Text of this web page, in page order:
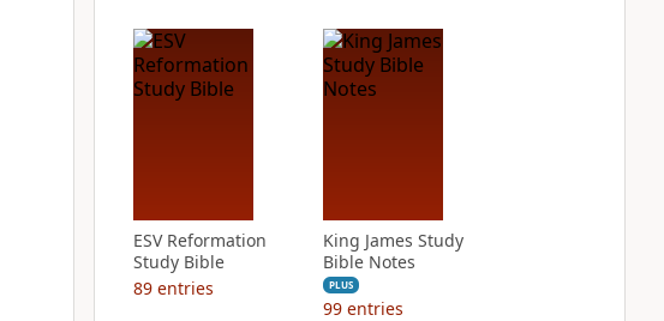
ESV Reformation
Study Bible
89 entries
King James Study
Bible Notes
PLUS
99 entries